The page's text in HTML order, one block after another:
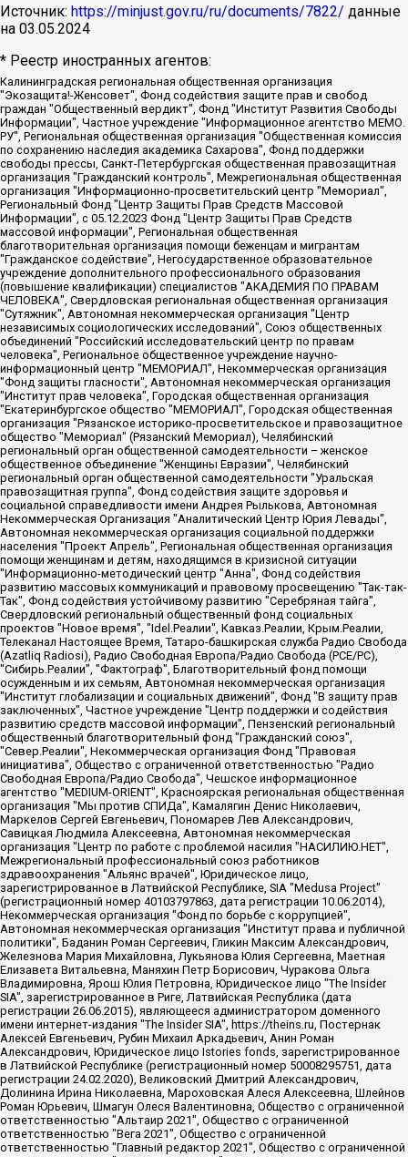
Источник: https://minjust.gov.ru/ru/documents/7822/ данные
на 03.05.2024
* Реестр иностранных агентов:
Калининградская региональная общественная организация "Экозащита!-Женсовет", Фонд содействия защите прав и свобод граждан "Общественный вердикт", Фонд "Институт Развития Свободы Информации", Частное учреждение "Информационное агентство МЕМО. РУ", Региональная общественная организация "Общественная комиссия по сохранению наследия академика Сахарова", Фонд поддержки свободы прессы, Санкт-Петербургская общественная правозащитная организация "Гражданский контроль", Межрегиональная общественная организация "Информационно-просветительский центр "Мемориал", Региональный Фонд "Центр Защиты Прав Средств Массовой Информации", с 05.12.2023 Фонд "Центр Защиты Прав Средств массовой информации", Региональная общественная благотворительная организация помощи беженцам и мигрантам "Гражданское содействие", Негосударственное образовательное учреждение дополнительного профессионального образования (повышение квалификации) специалистов "АКАДЕМИЯ ПО ПРАВАМ ЧЕЛОВЕКА", Свердловская региональная общественная организация "Сутяжник", Автономная некоммерческая организация "Центр независимых социологических исследований", Союз общественных объединений "Российский исследовательский центр по правам человека", Региональное общественное учреждение научно-информационный центр "МЕМОРИАЛ", Некоммерческая организация "Фонд защиты гласности", Автономная некоммерческая организация "Институт прав человека", Городская общественная организация "Екатеринбургское общество "МЕМОРИАЛ", Городская общественная организация "Рязанское историко-просветительское и правозащитное общество "Мемориал" (Рязанский Мемориал), Челябинский региональный орган общественной самодеятельности – женское общественное объединение "Женщины Евразии", Челябинский региональный орган общественной самодеятельности "Уральская правозащитная группа", Фонд содействия защите здоровья и социальной справедливости имени Андрея Рылькова, Автономная Некоммерческая Организация "Аналитический Центр Юрия Левады", Автономная некоммерческая организация социальной поддержки населения "Проект Апрель", Региональная общественная организация помощи женщинам и детям, находящимся в кризисной ситуации "Информационно-методический центр "Анна", Фонд содействия развитию массовых коммуникаций и правовому просвещению "Так-так-Так", Фонд содействия устойчивому развитию "Серебряная тайга", Свердловский региональный общественный фонд социальных проектов "Новое время", "Idel.Реалии", Кавказ.Реалии, Крым.Реалии, Телеканал Настоящее Время, Татаро-башкирская служба Радио Свобода (Azatliq Radiosi), Радио Свободная Европа/Радио Свобода (PCE/PC), "Сибирь.Реалии", "Фактограф", Благотворительный фонд помощи осужденным и их семьям, Автономная некоммерческая организация "Институт глобализации и социальных движений", Фонд "В защиту прав заключенных", Частное учреждение "Центр поддержки и содействия развитию средств массовой информации", Пензенский региональный общественный благотворительный фонд "Гражданский союз", "Север.Реалии", Некоммерческая организация Фонд "Правовая инициатива", Общество с ограниченной ответственностью "Радио Свободная Европа/Радио Свобода", Чешское информационное агентство "MEDIUM-ORIENT", Красноярская региональная общественная организация "Мы против СПИДа", Камалягин Денис Николаевич, Маркелов Сергей Евгеньевич, Пономарев Лев Александрович, Савицкая Людмила Алексеевна, Автономная некоммерческая организация "Центр по работе с проблемой насилия "НАСИЛИЮ.НЕТ", Межрегиональный профессиональный союз работников здравоохранения "Альянс врачей", Юридическое лицо, зарегистрированное в Латвийской Республике, SIA "Medusa Project" (регистрационный номер 40103797863, дата регистрации 10.06.2014), Некоммерческая организация "Фонд по борьбе с коррупцией", Автономная некоммерческая организация "Институт права и публичной политики", Баданин Роман Сергеевич, Гликин Максим Александрович, Железнова Мария Михайловна, Лукьянова Юлия Сергеевна, Маетная Елизавета Витальевна, Маняхин Петр Борисович, Чуракова Ольга Владимировна, Ярош Юлия Петровна, Юридическое лицо "The Insider SIA", зарегистрированное в Риге, Латвийская Республика (дата регистрации 26.06.2015), являющееся администратором доменного имени интернет-издания "The Insider SIA", https://theins.ru, Постернак Алексей Евгеньевич, Рубин Михаил Аркадьевич, Анин Роман Александрович, Юридическое лицо Istories fonds, зарегистрированное в Латвийской Республике (регистрационный номер 50008295751, дата регистрации 24.02.2020), Великовский Дмитрий Александрович, Долинина Ирина Николаевна, Мароховская Алеся Алексеевна, Шлейнов Роман Юрьевич, Шмагун Олеся Валентиновна, Общество с ограниченной ответственностью "Альтаир 2021", Общество с ограниченной ответственностью "Вега 2021", Общество с ограниченной ответственностью "Главный редактор 2021", Общество с ограниченной ответственностью "Ромашки монолит", Важенков Артем Валерьевич, Ивановская областная общественная организация "Центр гендерных исследований", Гурман Юрий Альбертович, Медиапроект "ОВД-Инфо", Егоров Владимир Владимирович, Жилинский Владимир Александрович, Общество с ограниченной ответственностью "ЗП", Иванова София Юрьевна, Карезина Инна Павловна, Кильтау Екатерина Викторовна, Петров Алексей Викторович, Пискунов Сергей Евгеньевич, Смирнов Сергей Сергеевич, Тихонов Михаил Сергеевич, Общество с ограниченной ответственностью "ЖУРНАЛИСТ-ИНОСТРАННЫЙ АГЕНТ", Арапова Галина Юрьевна, Вольтская Татьяна Анатольевна, Американская компания "Mason G.E.S. Anonymous Foundation" (США), являющаяся владельцем интернет-издания https://mnews.world/, Компания "Stichting Bellingcat", зарегистрированная в Нидерландах (дата регистрации 11.07.2018), Захаров Андрей Вячеславович, Клепиковская Екатерина Дмитриевна, Общество с ограниченной ответственностью "МЕМО", Перл Роман Александрович, Симонов Евгений Алексеевич, Соловьева Елена Анатольевна, Сотников Даниил Владимирович, Сурначева Елизавета Дмитриевна, Автономная некоммерческая организация по защите прав человека и информированию населения "Якутия – Наше Мнение", Общество с ограниченной ответственностью "Москоу диджитал медиа", с 26.01.2023 Общество с ограниченной ответственностью "Чайка Белые сады", Ветошкина Валерия Валерьевна, Заговора Максим Александрович, Межрегиональное общественное движение "Российская ЛГБТ - сеть", Оленичев Максим Владимирович, Павлов Иван Юрьевич, Скворцова Елена Сергеевна, Общество с ограниченной ответственностью "Как бы инагент", Кочетков Игорь Викторович, Общество с ограниченной ответственностью "Честные выборы", Еланчик Олег Александрович, Общество с ограниченной ответственностью "Нобелевский призыв", Гималова Регина Эмилевна, Григорьев Андрей Валерьевич, Григорьева Алина Александровна, Ассоциация по содействию защите прав призывников, альтернативнослужащих и военнослужащих "Правозащитная группа "Гражданин.Армия.Право", Хисамова Регина Фаритовна, Автономная некоммерческая организация по реализации социально-правовых программ "Лилит", Дальневосточное общественное движение "Маяк", Санкт-Петербургская ЛГБТ-инициативная группа "Выход", Инициативная группа ЛГБТ+ "Реверс", Алексеев Андрей Викторович, Бекбулатова Таисия Львовна, Беляев Иван Михайлович, Владыкина Елена Сергеевна, Гельман Марат Александрович, Никульшина Вероника Юрьевна, Толоконникова Надежда Андреевна, Шендерович Виктор Анатольевич, Общество с ограниченной ответственностью "Данное сообщение", Общество с ограниченной ответственностью Издательский дом "Новая глава", Айнбиндер Александра Александровна, Московский комьюнити-центр для ЛГБТ+инициатив, Благотворительный фонд развития филантропии, Deutsche Welle (Германия, Kurt-Schumacher-Strasse 3, 53113 Bonn), Борзунова Мария Михайловна, Воробьев Виктор Викторович, Голубева Анна Львовна, Константинова Алла Михайловна, Малкова Ирина Владимировна, Мурадов Мурад Абдулгалимович, Осетинская Елизавета Николаевна, Понасенков Евгений Николаевич, Ганапольский Матвей Юрьевич, Киселев Евгений Алексеевич, Борухович Ирина Григорьевна, Дремин Иван Тимофеевич, Дубровский Дмитрий Викторович, Красноярская региональная общественная организация поддержки и развития альтернативных образовательных технологий и межкультурных коммуникаций "ИНТЕРРА", Маяковская Екатерина Алексеевна, Фейгин Марк Захарович, Филимонов Андрей Викторович, Дзугкоева Регина Николаевна, Доброхотов Роман Александрович, Дудь Юрий Александрович, Елкин Сергей Владимирович, Кругликов Кирилл Игоревич, Сабунаева Мария Леонидовна, Семенов Алексей Владимирович, Шаинян Карен Багратович, Шульман Екатерина Михайловна, Асафьев Артур Валерьевич, Вахштайн Виктор Семенович, Венедиктов Алексей Алексеевич, Лушникова Екатерина Евгеньевна, Волков Леонид Михайлович, Невзоров Александр Глебович, Пархоменко Сергей Борисович, Сироткин Ярослав Николаевич, Кара-Мурза Владимир Владимирович, Баранова Наталья Владимировна, Гозман Леонид Яковлевич, Кагарлицкий Борис Юльевич, Климарев Михаил Валерьевич, Милов Владимир Станиславович, Автономная некоммерческая организация Краснодарский центр современного искусства "Типография", Моргенштерн Алишер Тагирович, Соболь Любовь Эдуардовна, Общество с ограниченной ответственностью "ЛИЗА НОРМ", Каспаров Гарри Кимович, Ходорковский Михаил Борисович, Общество с ограниченной ответственностью "Апрельские тезисы", Данилович Ирина Брониславовна, Кашин Олег Владимирович, Петров Николай Владимирович, Пивоваров Алексей Владимирович, Соколов Михаил Владимирович, Цветкова Юлия Владимировна, Чичваркин Евгений Александрович, Комитет против пыток/Команда против пыток, Общество с ограниченной ответственностью "Первый научный", Общество с ограниченной ответственностью "Вертолет и ко", Белоцерковская Вероника Борисовна, Кац Максим Евгеньевич, Лазарева Татьяна Юрьевна, Шаведдинов Руслан Табризович, Яшин Илья Валерьевич, Общество с ограниченной ответственностью "Иноагент ААВ", Алешковский Дмитрий Петрович, Альбац Евгения Марковна, Быков Дмитрий Львович, Галямина Юлия Евгеньевна, Лойко Сергей Леонидович, Мартынов Кирилл Константинович, Медведев Сергей Александрович, Крашенинников Федор Геннадиевич, Гордеева Катерина Вл